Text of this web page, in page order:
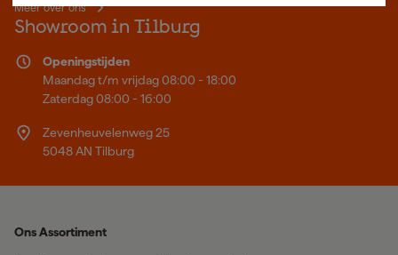
Meer over ons
Showroom in Tilburg
Openingstijden
Maandag t/m vrijdag 08:00 - 18:00
Zaterdag 08:00 - 16:00
Zevenheuvelenweg 25
5048 AN Tilburg
Ons Assortiment